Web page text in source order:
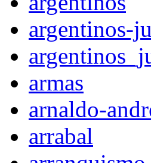
argentinos-
armas
arnaldo-
arrabal